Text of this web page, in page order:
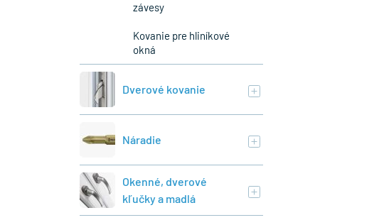
závesy
Kovanie pre hliníkové
okná
Dverové kovanie
Náradie
Okenné, dverové
kľučky a madlá